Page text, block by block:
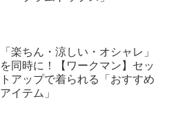
「楽ちん・涼しい・オシャレ」
を同時に！【ワークマン】セッ
トアップで着られる「おすすめ
アイテム」